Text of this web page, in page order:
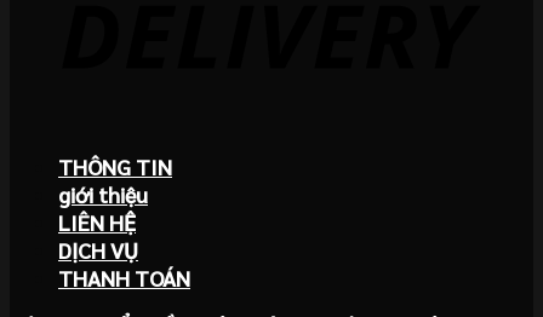
THÔNG TIN
giới thiệu
LIÊN HỆ
DỊCH VỤ
THANH TOÁN